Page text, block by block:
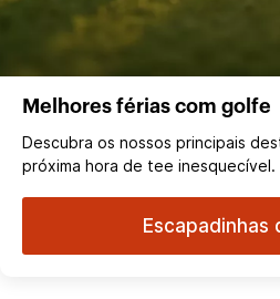
Melhores férias com golfe
Descubra os nossos principais
próxima hora de tee inesquecível.
Escapadinhas